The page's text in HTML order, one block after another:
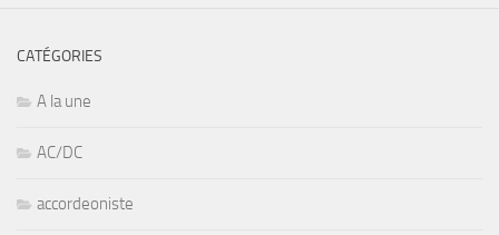
CATÉGORIES
A la une
AC/DC
accordeoniste